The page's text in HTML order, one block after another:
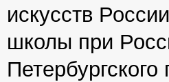
искусств
школы при